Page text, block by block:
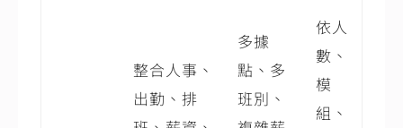
整合人事、
出勤、排
多據
點、多
班別、
依人
數、
模
組、